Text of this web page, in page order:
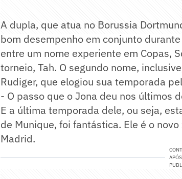
A dupla, que atua no Borussia
bom desempenho em conjunto
entre um nome experiente em Copas,
torneio, Tah. O segundo nome,
Rudiger, que elogiou sua temporada
- O passo que o Jona deu nos últimos
E a última temporada dele, ou seja,
de Munique, foi fantástica. Ele é o
Madrid.